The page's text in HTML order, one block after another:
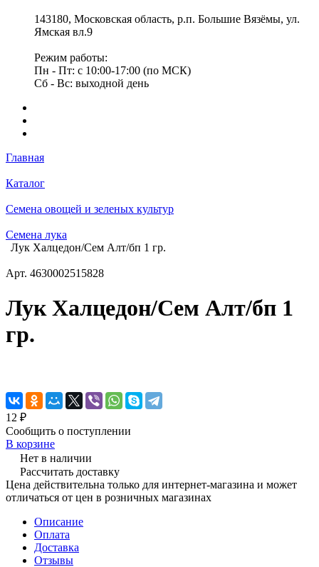
143180, Московская область, р.п. Большие Вязёмы, ул.
Ямская вл.9
Режим работы:
Пн - Пт: с 10:00-17:00 (по МСК)
Сб - Вс: выходной день
Главная
Каталог
Семена овощей и зеленых культур
Семена лука
Лук Халцедон/Сем Алт/бп 1 гр.
Арт. 4630002515828
Лук Халцедон/Сем Алт/бп 1
гр.
12 ₽
Сообщить о поступлении
В корзине
Нет в наличии
Рассчитать доставку
Цена действительна только для интернет-магазина и может
отличаться от цен в розничных магазинах
Описание
Оплата
Доставка
Отзывы